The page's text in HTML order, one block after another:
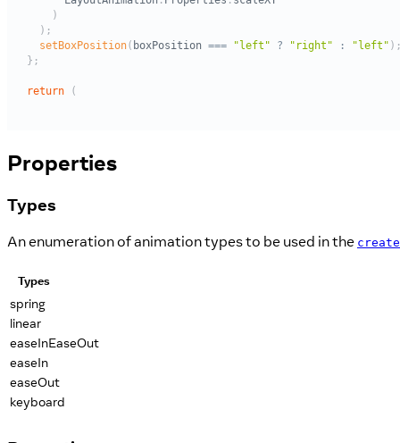
Properties
Types
An enumeration of animation types to be used in the create
Types
spring
linear
easeInEaseOut
easeIn
easeOut
keyboard